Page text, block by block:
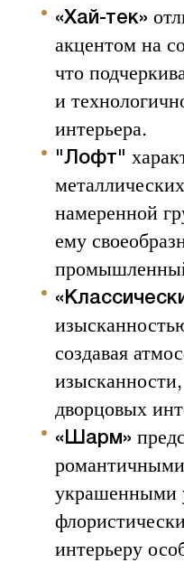
«Хай-тек»
акцентом на
что
и
интерьера.
"Лофт"
намеренной
ему
создавая
дворцовых
«Шарм»
украшенными
интерьеру